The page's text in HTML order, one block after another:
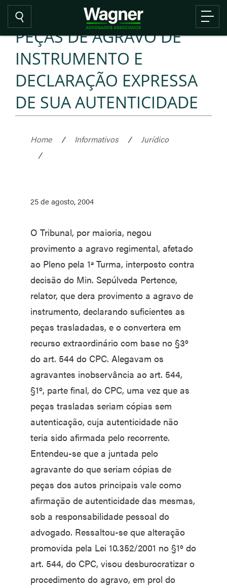
PEÇAS DE AGRAVO DE
INSTRUMENTO E
DECLARAÇÃO EXPRESSA
DE SUA AUTENTICIDADE
Home / Informativos /
Jurídico
/
25 de agosto, 2004
O Tribunal, por maioria, negou
provimento a agravo regimental, afetado
ao Pleno pela 1ª Turma, interposto contra
decisão do Min. Sepúlveda Pertence,
relator, que dera provimento a agravo de
instrumento, declarando suficientes as
peças trasladadas, e o convertera em
recurso extraordinário com base no §3º
do art. 544 do CPC. Alegavam os
agravantes inobservância ao art. 544,
§1º, parte final, do CPC, uma vez que as
peças trasladas seriam cópias sem
autenticação, cuja autenticidade não
teria sido afirmada pelo recorrente.
Entendeu-se que a juntada pelo
agravante do que seriam cópias de
peças dos autos principais vale como
afirmação de autenticidade das mesmas,
sob a responsabilidade pessoal do
advogado. Ressaltou-se que alteração
promovida pela Lei 10.352/2001 no §1º do
art. 544, do CPC, visou desburocratizar o
procedimento do agravo, em prol do